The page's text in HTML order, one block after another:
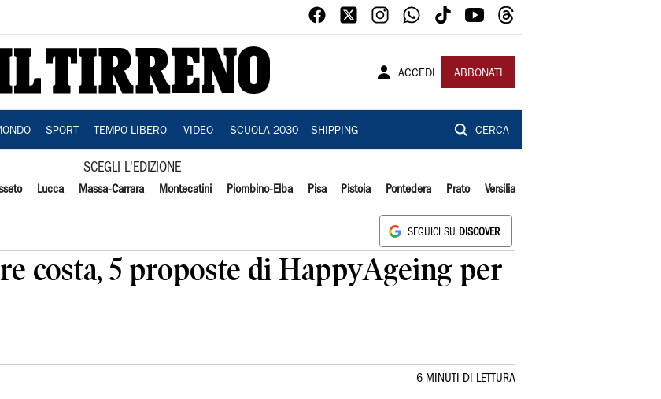
ACCEDI ABBONATI
SPORT TEMPO LIBERO VIDEO SCUOLA 2030 SHIPPING CERCA
SCEGLI L'EDIZIONE
Lucca Massa-Carrara Montecatini Piombino-Elba Pisa Pistoia Pontedera Prato Versilia
SEGUICI SU DISCOVER
costa, 5 proposte di HappyAgeing per
6 MINUTI DI LETTURA